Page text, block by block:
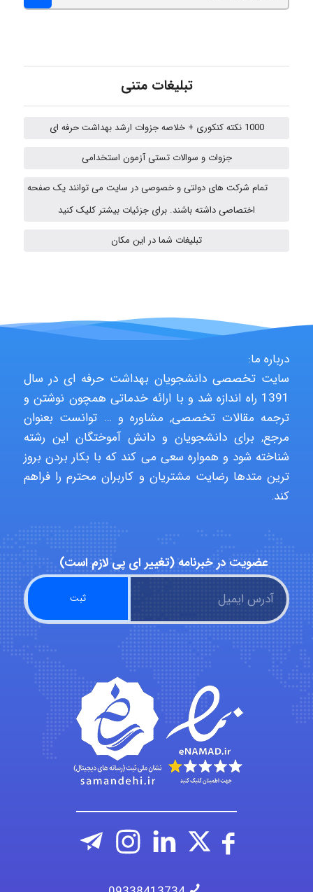
Shamim.khojasteh74
Hagar
monakh
Rtk2099
ABOALFZAL ZAREI
nima5534
arman.m
Hasan haghparast
تبلیغات متنی
1000 نکته کنکوری + خلاصه جزوات ارشد بهداشت حرفه ای
جزوات و سوالات تستی آزمون استخدامی
تمام شرکت های دولتی و خصوصی در سایت می توانند یک صفحه
اختصاصی داشته باشند. برای جزئیات بیشتر کلیک کنید
تبلیغات شما در این مکان
درباره ما:
سایت تخصصی دانشجویان بهداشت حرفه ای در سال
1391 راه اندازه شد و با ارائه خدماتی همچون نوشتن و
ترجمه مقالات تخصصی, مشاوره و … توانست بعنوان
مرجع, برای دانشجویان و دانش آموختگان این رشته
شناخته شود و همواره سعی می کند که با بکار بردن بروز
ترین متدها رضایت مشتریان و کاربران محترم را فراهم
کند.
عضویت در خبرنامه (تغییر ای پی لازم است)